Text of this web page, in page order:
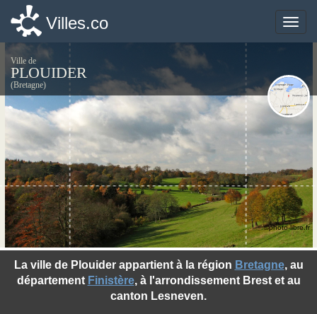
Toggle
Villes.co
Ville de
PLOUIDER
(Bretagne)
La ville de Plouider appartient à la région Bretagne, au
département Finistère, à l'arrondissement Brest et au
canton Lesneven.
©photo-libre.fr
Toggle
Villes.co